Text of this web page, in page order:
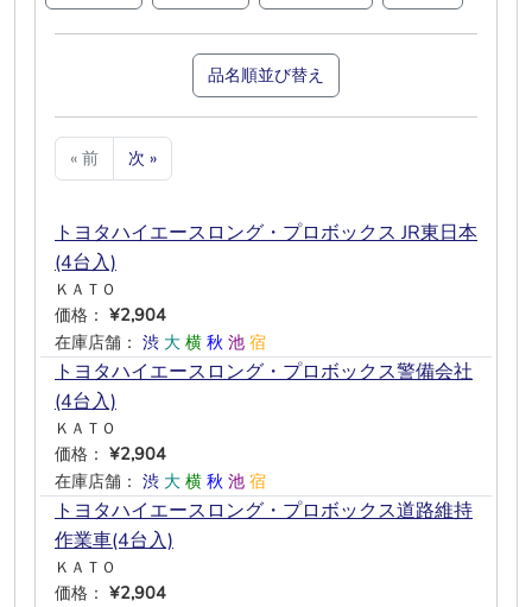
品名順並び替え
« 前 次 »
トヨタハイエースロング・プロボックス JR東日本
(4台入)
ＫＡＴＯ
価格： ¥2,904
在庫店舗： 渋 大 横 秋 池 宿
トヨタハイエースロング・プロボックス警備会社
(4台入)
ＫＡＴＯ
価格： ¥2,904
在庫店舗： 渋 大 横 秋 池 宿
トヨタハイエースロング・プロボックス道路維持
作業車(4台入)
ＫＡＴＯ
価格： ¥2,904